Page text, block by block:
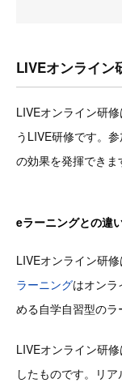
LIVEオンライン
LIVEオンライン研
うLIVE研修です。
の効果を発揮できま
eラーニングとの違
LIVEオンライン研
ラーニングはオン
める自学自習型のラ
LIVEオンライン研
したものです。リ